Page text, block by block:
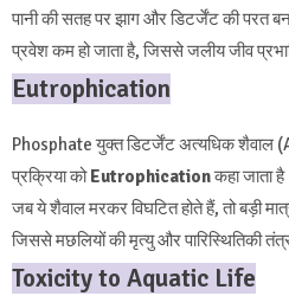
पानी की सतह पर झाग और डिटर्जेंट की परत
प्रवेश कम हो जाता है, जिससे जलीय जीव
Eutrophication
Phosphate युक्त डिटर्जेंट अत्यधिक शैवाल
प्रक्रिया कोEutrophicationकहा जाता
जब ये शैवाल मरकर विघटित होते हैं, तो बड़ी
जिससे मछलियों की मृत्यु और पारिस्थितिकी
Toxicity to Aquatic Life